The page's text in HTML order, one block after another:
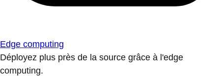
Edge computing
Déployez plus près de la source grâce à l'edge
computing.